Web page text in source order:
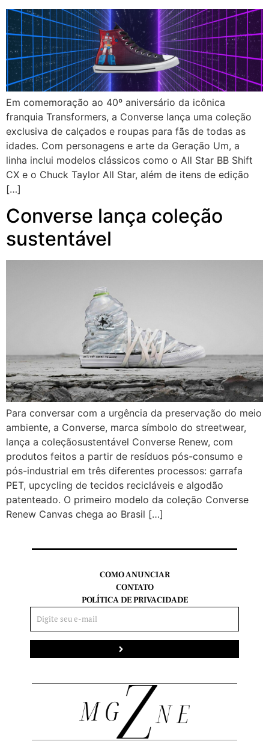
Em comemoração ao 40º aniversário da icônica
franquia Transformers, a Converse lança uma coleção
exclusiva de calçados e roupas para fãs de todas as
idades. Com personagens e arte da Geração Um, a
linha inclui modelos clássicos como o All Star BB Shift
CX e o Chuck Taylor All Star, além de itens de edição
[…]
Converse lança coleção
sustentável
Para conversar com a urgência da preservação do meio
ambiente, a Converse, marca símbolo do streetwear,
lança a coleçãosustentável Converse Renew, com
produtos feitos a partir de resíduos pós-consumo e
pós-industrial em três diferentes processos: garrafa
PET, upcycling de tecidos recicláveis e algodão
patenteado. O primeiro modelo da coleção Converse
Renew Canvas chega ao Brasil […]
COMO ANUNCIAR
CONTATO
POLÍTICA DE PRIVACIDADE